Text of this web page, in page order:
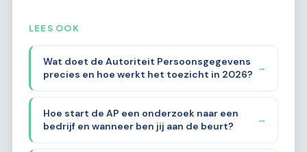
LEES OOK
Wat doet de Autoriteit Persoonsgegevens
precies en hoe werkt het toezicht in 2026?
→
Hoe start de AP een onderzoek naar een
bedrijf en wanneer ben jij aan de beurt?
→